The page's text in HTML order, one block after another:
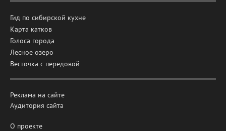
Гид по сибирской кухне
Карта катков
Голоса города
Лесное озеро
Весточка с передовой
Реклама на сайте
Аудитория сайта
О проекте